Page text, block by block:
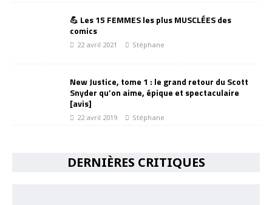
💪 Les 15 FEMMES les plus MUSCLÉES des
comics
22 avril 2021 Stéphane
New Justice, tome 1 : le grand retour du Scott
Snyder qu’on aime, épique et spectaculaire
[avis]
22 avril 2019 Stéphane
DERNIÈRES CRITIQUES